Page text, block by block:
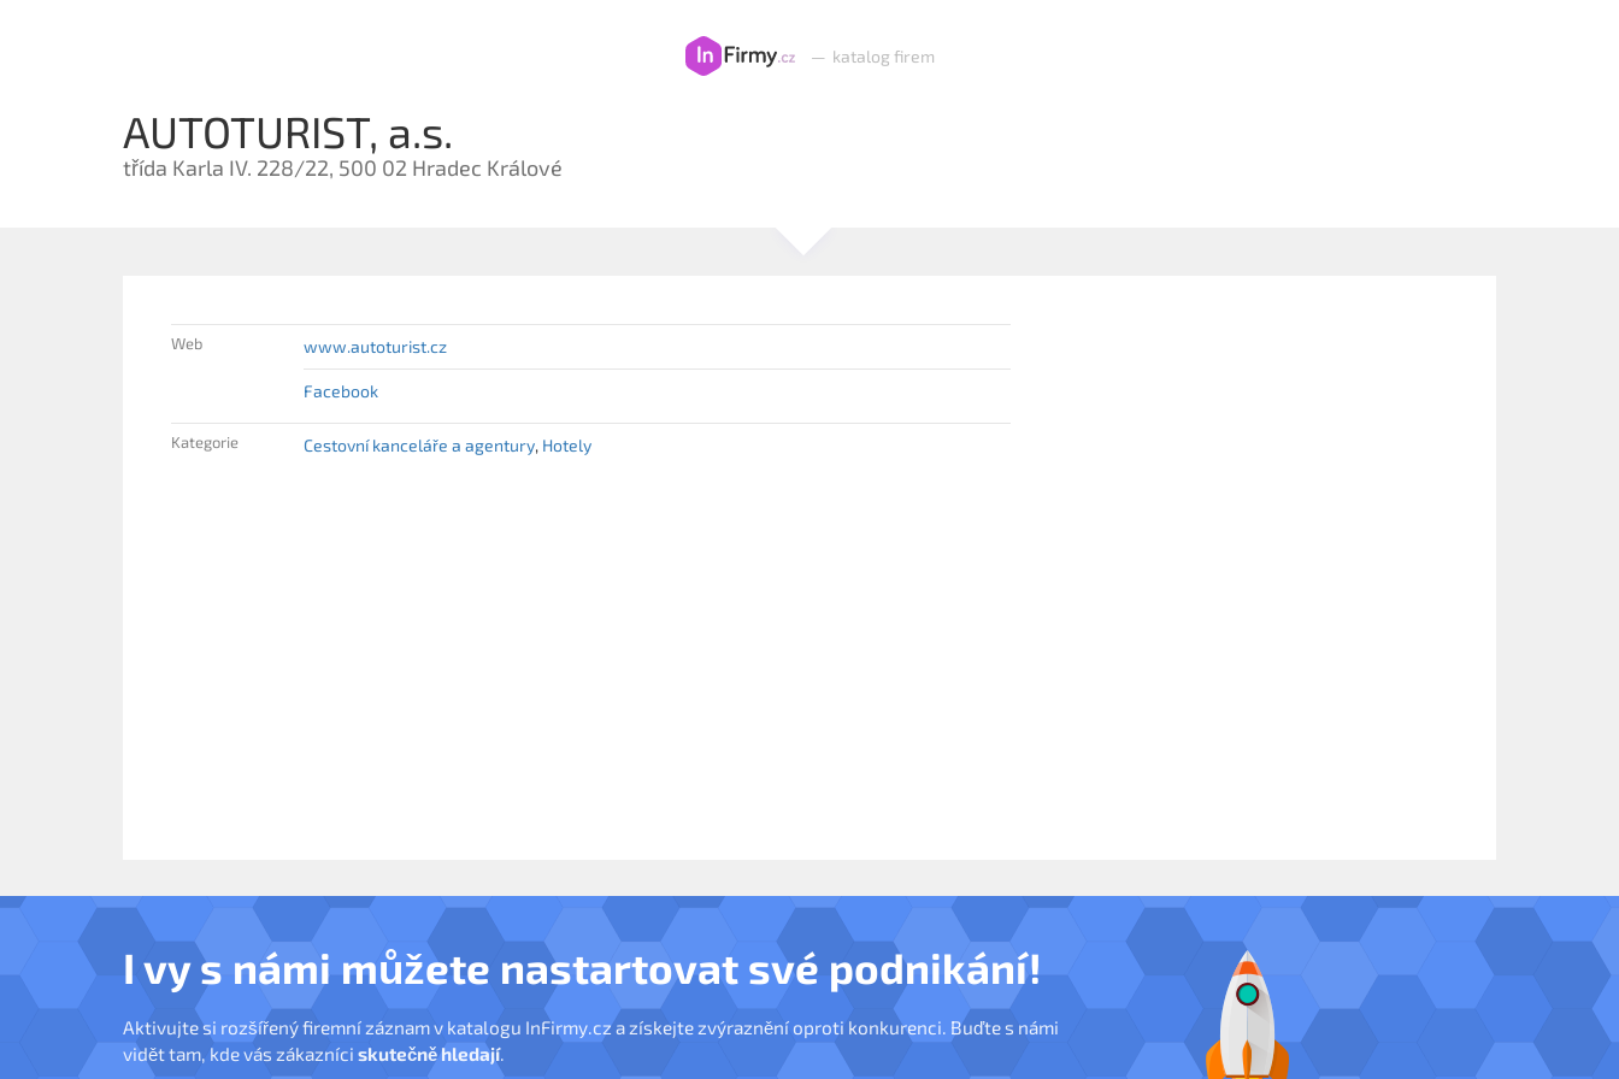
— katalog firem
AUTOTURIST, a.s.
třída Karla IV. 228/22, 500 02 Hradec Králové
Web www.autoturist.cz
Facebook
Kategorie Cestovní kanceláře a agentury Hotely
I vy s námi můžete nastartovat své podnikání!
Aktivujte si rozšířený firemní záznam v katalogu InFirmy.cz a získejte zvýraznění oproti konkurenci. Buďte s námi
vidět tam, kde vás zákazníci skutečně hledají.